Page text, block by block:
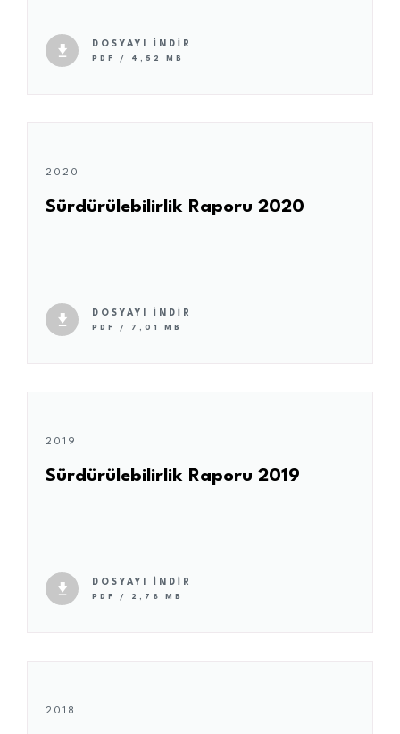
DOSYAYI İNDİR
PDF / 4,52 MB
2020
Sürdürülebilirlik Raporu 2020
DOSYAYI İNDİR
PDF / 7,01 MB
2019
Sürdürülebilirlik Raporu 2019
DOSYAYI İNDİR
PDF / 2,78 MB
2018